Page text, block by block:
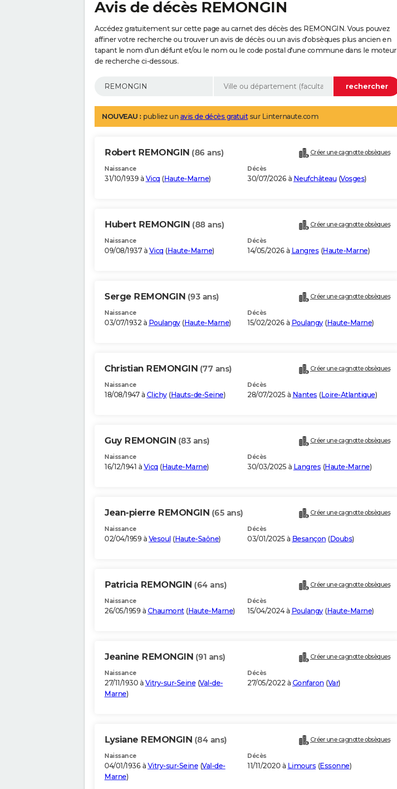
Avis de décès REMONGIN
Accédez gratuitement sur cette page au carnet des décès des REMONGIN. Vous pouvez
affiner votre recherche ou trouver un avis de décès ou un avis d'obsèques plus ancien en
tapant le nom d'un défunt et/ou le nom ou le code postal d'une commune dans le moteur
de recherche ci-dessous.
NOUVEAU : publiez un avis de décès gratuitsur Linternaute.com
Robert REMONGIN (86 ans) Créer une cagnotte obsèques
Naissance
31/10/1939 à Vicq (Haute-Marne)
Décès
30/07/2026 à Neufchâteau (Vosges)
Hubert REMONGIN (88 ans) Créer une cagnotte obsèques
Naissance
09/08/1937 à Vicq (Haute-Marne)
Décès
14/05/2026 à Langres (Haute-Marne)
Serge REMONGIN (93 ans) Créer une cagnotte obsèques
Naissance
03/07/1932 à Poulangy(Haute-Marne)
Décès
15/02/2026 à Poulangy(Haute-Marne)
Christian REMONGIN (77 ans) Créer une cagnotte obsèques
Naissance
18/08/1947 à Clichy(Hauts-de-Seine)
Décès
28/07/2025 à Nantes (Loire-Atlantique)
Guy REMONGIN (83 ans) Créer une cagnotte obsèques
Naissance
16/12/1941 à Vicq (Haute-Marne)
Décès
30/03/2025 à Langres (Haute-Marne)
Jean-pierre REMONGIN (65 ans) Créer une cagnotte obsèques
Naissance
02/04/1959 à Vesoul (Haute-Saône)
Décès
03/01/2025 à Besançon (Doubs)
Patricia REMONGIN (64 ans) Créer une cagnotte obsèques
Naissance
26/05/1959 à Chaumont(Haute-Marne)
Décès
15/04/2024 à Poulangy(Haute-Marne)
Jeanine REMONGIN (91 ans) Créer une cagnotte obsèques
Naissance
27/11/1930 à Vitry-sur-Seine (Val-de-
Marne)
Décès
27/05/2022 à Gonfaron (Var)
Lysiane REMONGIN (84 ans) Créer une cagnotte obsèques
Naissance
04/01/1936 à Vitry-sur-Seine (Val-de-
Marne)
Décès
11/11/2020 à Limours (Essonne)